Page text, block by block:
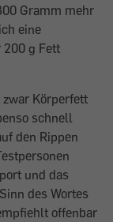
Gramm mehr
eine
200 g Fett
Körperfett
schnell
den Rippen
und das
des Wortes
offenbar